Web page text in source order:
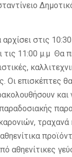
στις
τις 11:00 μ.μ Θα
Οι επισκέπτες
τραχανά
αθηενίτικες